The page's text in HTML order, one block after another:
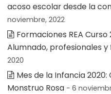
acoso escolar desde la
noviembre, 2022
Formaciones REA Curso
Alumnado, profesionales y
2020
Mes de la Infancia
Monstruo Rosa - 6